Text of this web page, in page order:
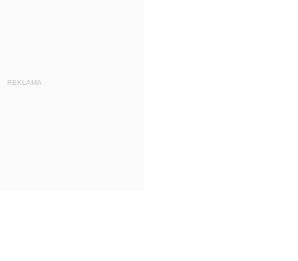
REKLAMA